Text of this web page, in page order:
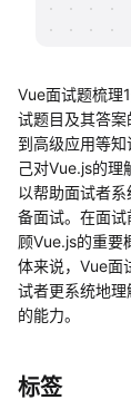
Vue面试题梳理
试题目及其答
到高级应用等
己对Vue.js的理
以帮助面试者
备面试。在面
顾Vue.js的重要
体来说，Vue面
试者更系统地
的能力。
标签